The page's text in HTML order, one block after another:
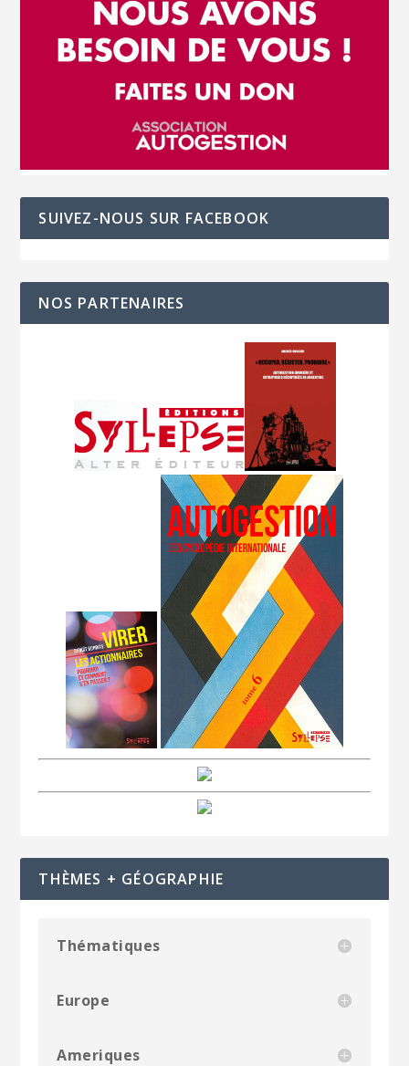
SUIVEZ-NOUS SUR FACEBOOK
NOS PARTENAIRES
THÈMES + GÉOGRAPHIE
Thématiques
Europe
Ameriques